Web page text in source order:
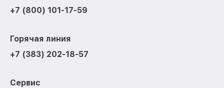
+7 (800) 101-17-59
Горячая линия
+7 (383) 202-18-57
Сервис